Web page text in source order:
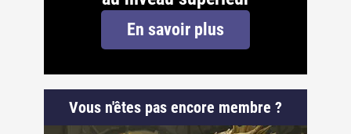
En savoir plus
Vous n'êtes pas encore membre ?